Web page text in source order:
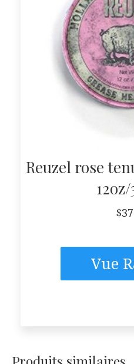
Reuzel rose
$
Vue